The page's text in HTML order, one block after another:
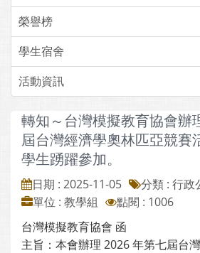
榮譽榜
學生宿舍
活動資訊
轉知～台灣模擬教育協會辦
屆台灣經濟學奧林匹亞競賽
學生踴躍參加。
日期 : 2025-11-05
分類 : 行政
單位 : 教學組
點閱 : 1006
台灣模擬教育協會 函
主旨：本會辦理 2026 年第七屆台